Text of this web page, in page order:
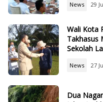
News 29
Wali Kota
Takhasus
Sekolah
News 27
Dua